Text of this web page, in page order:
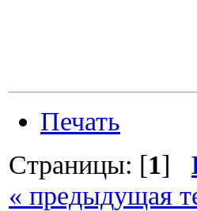
Печать
Страницы: [1]
« предыдущая